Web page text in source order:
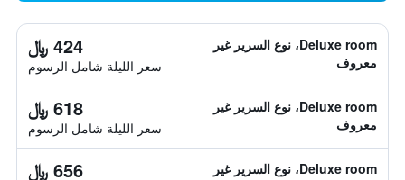
Deluxe room، نوع السرير غير
معروف
424 ﷼
سعر الليلة شامل الرسوم
Deluxe room، نوع السرير غير
معروف
618 ﷼
سعر الليلة شامل الرسوم
Deluxe room، نوع السرير غير
656 ﷼